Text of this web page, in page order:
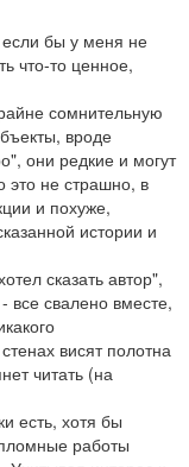
если бы у меня не
что-то ценное,
сомнительную
вроде
они редкие и могут
это не страшно, в
и похуже,
истории и
сказать автор",
все свалено вместе,
висят полотна
читать (на
есть, хотя бы
работы